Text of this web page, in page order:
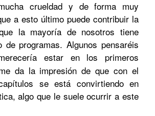
crueldad y de forma muy
a esto último puede contribuir la
la mayoría de nosotros tiene
de programas. Algunos pensaréis
estar en los primeros
da la impresión de que con el
se está convirtiendo en
algo que le suele ocurrir a este